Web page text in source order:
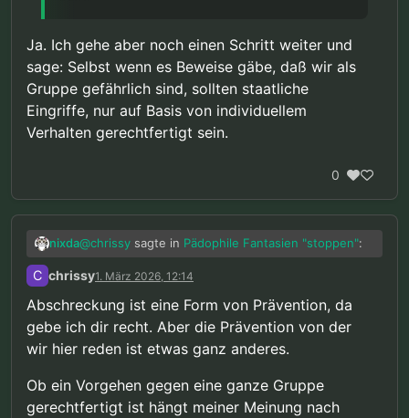
Ja. Ich gehe aber noch einen Schritt weiter und
sage: Selbst wenn es Beweise gäbe, daß wir als
Gruppe gefährlich sind, sollten staatliche
Eingriffe, nur auf Basis von individuellem
Verhalten gerechtfertigt sein.
0
nixda@chrissy sagte in Pädophile Fantasien "stoppen":
das ist etwas anderes als Prävention.”
Abschreckung ist nichts anderes als Prävention.
https://de.wikipedia.org/wiki/Straftheorien#Relativ
e_Straftheorien
chrissy sagte in Pädophile Fantasien "stoppen"
“… es gibt keine Beweise dass wir als
C chrissy1. März 2026, 12:14
Abschreckung ist eine Form von Prävention, da
gebe ich dir recht. Aber die Prävention von der
wir hier reden ist etwas ganz anderes.
Ob ein Vorgehen gegen eine ganze Gruppe
gerechtfertigt ist hängt meiner Meinung nach